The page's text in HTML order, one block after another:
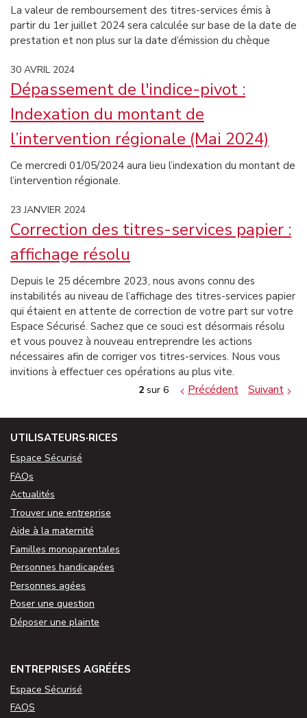
La valeur de remboursement des titres-services émis à
partir du 1er juillet 2024 sera calculée sur base de la date de
prestation et non plus sur la date d’émission du chèque
30 AVRIL 2024
Dépassement de l'indice-pivot :
Indexation du montant de
l’intervention régionale (Mai 2024)
Ce mercredi 01/05/2024 aura lieu l’indexation du montant de
l’intervention régionale.
23 JANVIER 2024
Correction des titres-services papier :
affichage résolu
Depuis le 25 décembre 2023, nous avons connu des
instabilités au niveau de l’affichage des titres-services papier
qui étaient en attente de correction de votre part sur votre
Espace Sécurisé. Sachez que ce souci est désormais résolu
et vous pouvez à nouveau entreprendre les actions
nécessaires afin de corriger vos titres-services. Nous vous
invitions à effectuer ces opérations au plus vite.
2 sur 6 Précédent Suivant
UTILISATEURS·RICES
Espace Sécurisé
FAQs
Actualités
Trouver une entreprise
Aide à la maternité
Familles monoparentales
Personnes handicapées
Personnes agées
Poser une question
Déposer une plainte
ENTREPRISES AGRÉÉES
Espace Sécurisé
FAQS